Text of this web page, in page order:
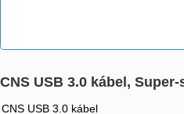
CNS USB 3.0 kábel,
CNS USB 3.0 kábel